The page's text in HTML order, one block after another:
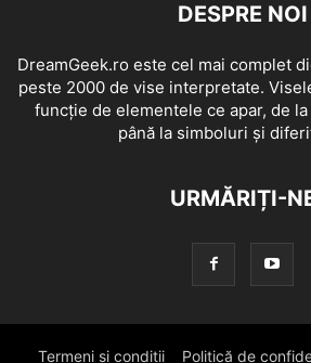
DESPRE NOI
DreamGeek.ro este cel mai complet
peste 2000 de vise interpretate.
funcție de elementele ce apar, de
până la simboluri și
URMĂRIȚI-
Termeni si conditii Politică de